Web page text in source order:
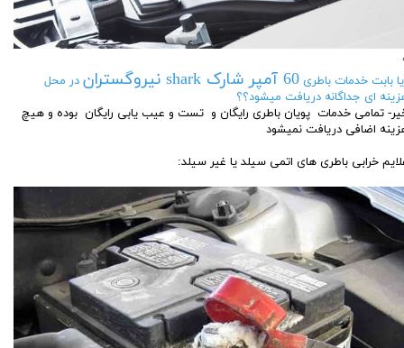
بابت خدمات باطری 60 آمپر شارک shark نیروگستران
در محل
ای جداگانه دریافت میشود؟؟
تمامی خدمات پویان باطری رایگان و تست و عیب یابی رایگان بوده و هیچ
اضافی دریافت نمیشود
خرابی باطری های اتمی سیلد یا غیر سیلد: